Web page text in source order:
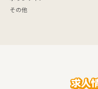
その他